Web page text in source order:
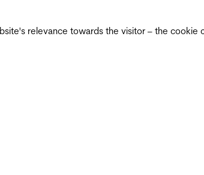
relevance towards the visitor – the